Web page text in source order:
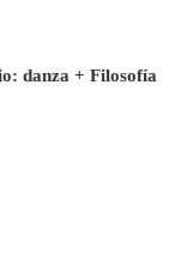
danza + Filosofía